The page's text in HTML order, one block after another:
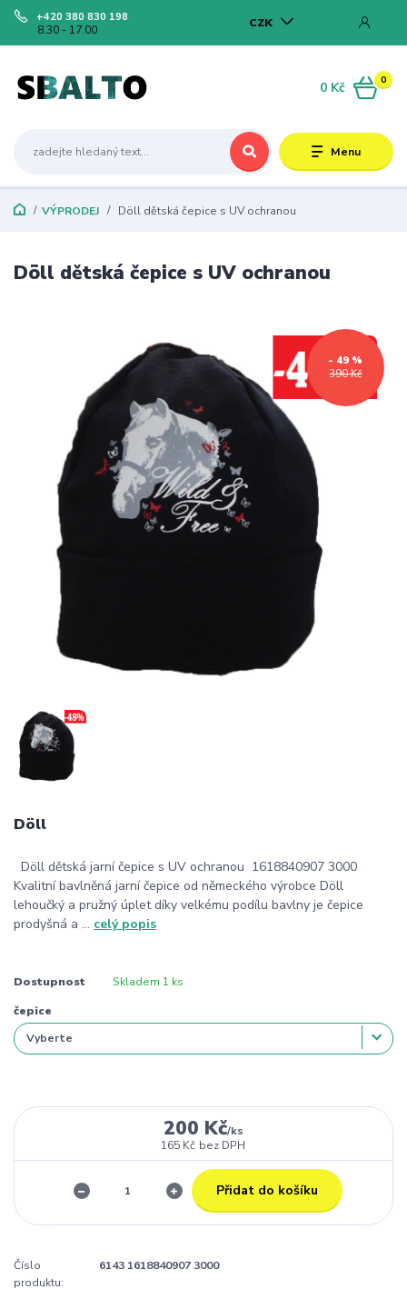
Menu
CZK
+420 380 830 198
8.30 - 17.00
0
0 Kč
VÝPRODEJ Döll dětská čepice s UV ochranou
Döll dětská čepice s UV ochranou
390 Kč
- 49 %
Döll
Döll dětská jarní čepice s UV ochranou 1618840907 3000
Kvalitní bavlněná jarní čepice od německého výrobce Döll
lehoučký a pružný úplet díky velkému podílu bavlny je čepice
prodyšná a ... celý popis
Dostupnost Skladem 1 ks
čepice
200 Kč/ks
165 Kč bez DPH
Přidat do košíku
Číslo
produktu:
6143 1618840907 3000